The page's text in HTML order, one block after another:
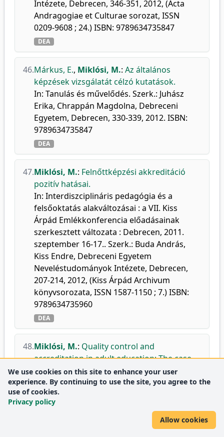
Intézete, Debrecen, 346-351, 2012, (Acta
Andragogiae et Culturae sorozat, ISSN
0209-9608 ; 24.) ISBN: 9789634735847
DEA
46.Márkus, E., Miklósi, M.: Az általános
képzések vizsgálatát célzó kutatások.
In: Tanulás és művelődés. Szerk.: Juhász
Erika, Chrappán Magdolna, Debreceni
Egyetem, Debrecen, 330-339, 2012. ISBN:
9789634735847
DEA
47.Miklósi, M.: Felnőttképzési akkreditáció
pozitív hatásai.
In: Interdiszciplináris pedagógia és a
felsőoktatás alakváltozásai : a VII. Kiss
Árpád Emlékkonferencia előadásainak
szerkesztett változata : Debrecen, 2011.
szeptember 16-17.. Szerk.: Buda András,
Kiss Endre, Debreceni Egyetem
Neveléstudományok Intézete, Debrecen,
207-214, 2012, (Kiss Árpád Archivum
könyvsorozata, ISSN 1587-1150 ; 7.) ISBN:
9789634735960
DEA
48.Miklósi, M.: Quality control and
accreditation in adult education: The case
of institutions in the North Great Plain
region.
In: Education in Transition. Ed.: Juhász Erika,
Dubnicky technologicky institute v Dubnici
nad, Váhom, Slovakia, 208-215, 2012. ISBN:
We use cookies on this site to enhance your user
experience. By continuing to use the site, you agree to the
use of cookies.
Privacy policy
Allow cookies